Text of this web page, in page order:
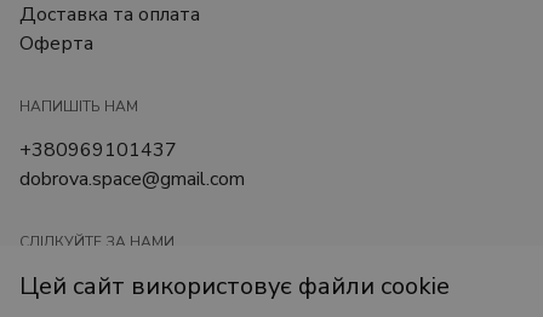
Доставка та оплата
Оферта
НАПИШІТЬ НАМ
+380969101437
dobrova.space@gmail.com
СЛІДКУЙТЕ ЗА НАМИ
@art_dobrova
Цей сайт використовує файли cookie